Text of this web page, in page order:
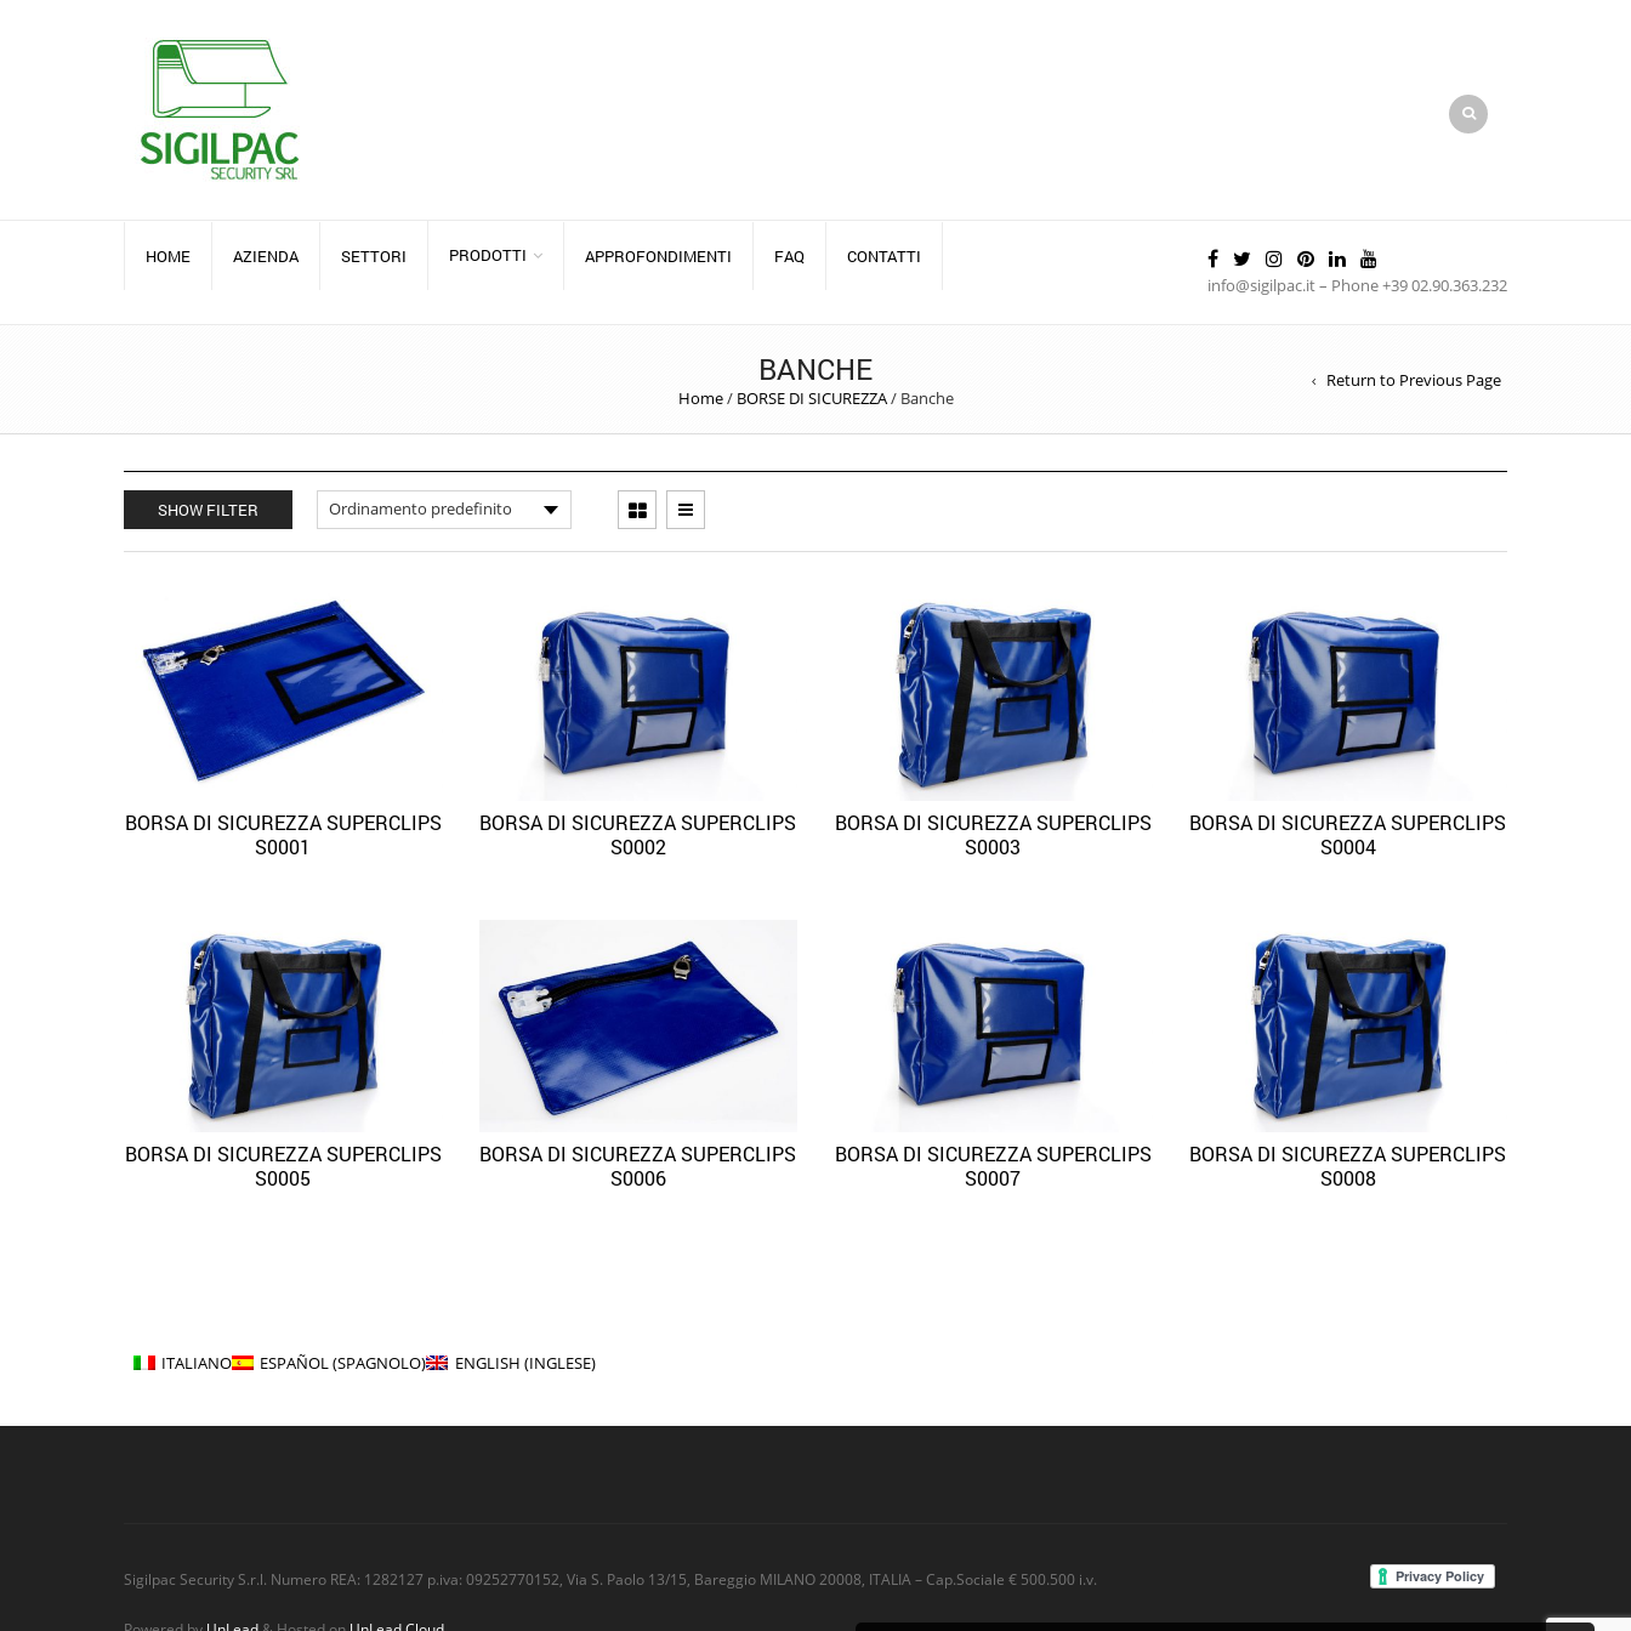
HOME AZIENDA SETTORI PRODOTTI APPROFONDIMENTI FAQ CONTATTI
info@sigilpac.it – Phone +39 02.90.363.232
BANCHE
Home/ BORSE DI SICUREZZA/ Banche
Return to Previous Page
SHOW FILTER
Aggiungi alla lista dei desideri Quick View
BORSA DI SICUREZZA SUPERCLIPS
S0001
Aggiungi alla lista dei desideri Quick View
BORSA DI SICUREZZA SUPERCLIPS
S0002
Aggiungi alla lista dei desideri Quick View
BORSA DI SICUREZZA SUPERCLIPS
S0003
Aggiungi alla lista dei desideri Quick View
BORSA DI SICUREZZA SUPERCLIPS
S0004
Aggiungi alla lista dei desideri Quick View
BORSA DI SICUREZZA SUPERCLIPS
S0005
Aggiungi alla lista dei desideri Quick View
BORSA DI SICUREZZA SUPERCLIPS
S0006
Aggiungi alla lista dei desideri Quick View
BORSA DI SICUREZZA SUPERCLIPS
S0007
Aggiungi alla lista dei desideri Quick View
BORSA DI SICUREZZA SUPERCLIPS
S0008
ITALIANO ESPAÑOL(SPAGNOLO) ENGLISH (INGLESE)
Sigilpac Security S.r.l. Numero REA: 1282127 p.iva: 09252770152, Via S. Paolo 13/15, Bareggio MILANO 20008, ITALIA – Cap.Sociale € 500.500 i.v.